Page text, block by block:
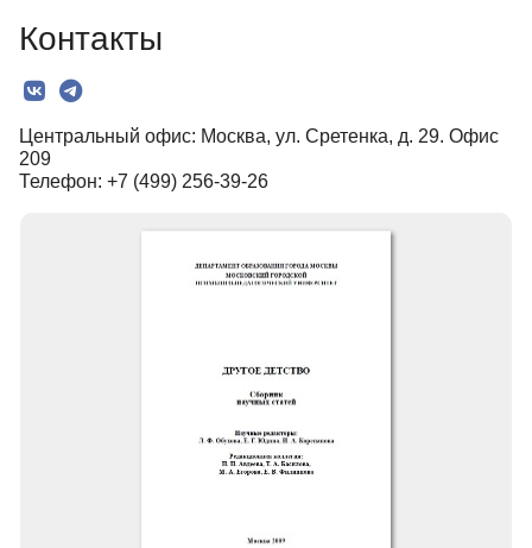
Текст
Контакты
Контакты
Центральный офис: Москва, ул. Сретенка, д. 29. Офис
209
Телефон: +7 (499) 256-39-26